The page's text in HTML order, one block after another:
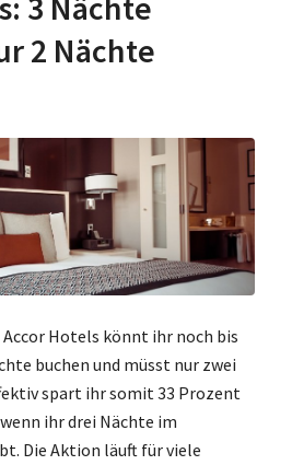
2 Nächte
Hotels könnt ihr noch bis
buchen und müsst nur zwei
spart ihr somit 33 Prozent
ihr drei Nächte im
Die Aktion läuft für viele